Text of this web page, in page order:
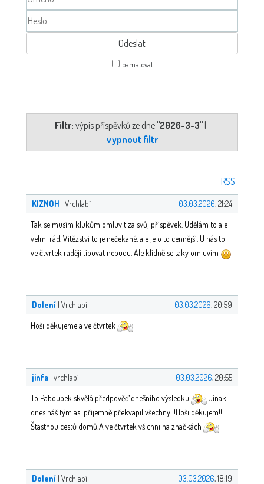
pamatovat
Filtr: výpis příspěvků ze dne"2026-3-3"|
vypnout filtr
RSS
KIZNOH | Vrchlabí 03.03.2026, 21:24
Tak se musím klukům omluvit za svůj příspěvek. Udělám to ale
velmi rád. Vítězství to je nečekané, ale je o to cennější. U nás to
ve čtvrtek raději tipovat nebudu. Ale klidně se taky omluvím
Dolení | Vrchlabí 03.03.2026, 20:59
Hoši děkujeme a ve čtvrtek
jinfa | vrchlabí 03.03.2026, 20:55
To Paboubek:skvělá předpověď dnešního výsledku
Jinak
dnes náš tým asi příjemně překvapil všechny!!!Hoši děkujem!!!
Štastnou cestů domů!A ve čtvrtek všichni na značkách
Dolení | Vrchlabí 03.03.2026, 18:19